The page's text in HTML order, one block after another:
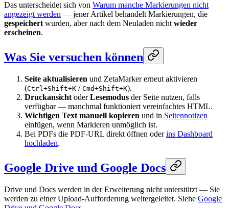
Das unterscheidet sich von Warum manche Markierungen nicht
angezeigt werden — jener Artikel behandelt Markierungen, die
gespeichertwurden, aber nach dem Neuladen nichtwieder
erscheinen.
Was Sie versuchen können
Seite aktualisieren und ZetaMarker erneut aktivieren
(Ctrl+Shift+K / Cmd+Shift+K).
Druckansicht oderLesemodus der Seite nutzen, falls
verfügbar — manchmal funktioniert vereinfachtes HTML.
Wichtigen Text manuell kopieren und in Seitennotizen
einfügen, wenn Markieren unmöglich ist.
Bei PDFs die PDF-URL direkt öffnen oderins Dashboard
hochladen.
Google Drive und Google Docs
Drive und Docs werden in der Erweiterung nicht unterstützt — Sie
werden zu einer Upload-Aufforderung weitergeleitet. Siehe Google